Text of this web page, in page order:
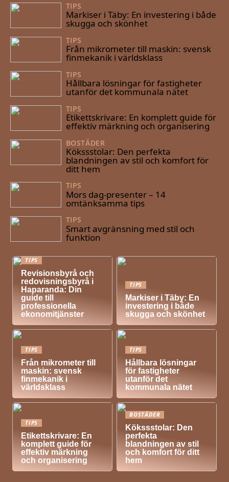
TIPS
Markiser i Täby: En investering i både
skugga och skönhet
TIPS
Från mikrometer till maskin: svensk
finmekanik i världsklass
TIPS
Hållbara lösningar för fastigheter
utanför det kommunala nätet
TIPS
Etikettskrivare: En komplett guide för
effektiv märkning och organisering
BOSTÄDER
Kökssstolar: Den perfekta
blandningen av stil och komfort för
ditt hem
TIPS
Mors dag-presenter – 14
omtänksamma tips
TIPS
Smart avgränsning med stil och
funktion
TIPS
Revisionsbyrå och
redovisningsbyrå i
Haparanda: Din
guide till
professionella
ekonomitjänster
TIPS
Markiser i Täby: En
investering i både
skugga och skönhet
TIPS
Från mikrometer till
maskin: svensk
finmekanik i
världsklass
TIPS
Hållbara lösningar
för fastigheter
utanför det
kommunala nätet
TIPS
Etikettskrivare: En
komplett guide för
effektiv märkning
och organisering
BOSTÄDER
Kökssstolar: Den
perfekta
blandningen av stil
och komfort för ditt
hem